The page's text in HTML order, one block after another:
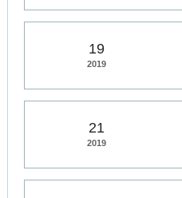
19
2019
21
2019